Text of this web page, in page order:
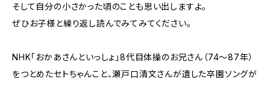
そして自分の小さかった頃のことも思い出しますよ。
ぜひお子様と繰り返し読んでみてみてください。
NHK「おかあさんといっしょ」8代目体操のお兄さん（74～87年）
をつとめたセトちゃんこと、瀬戸口清文さんが遺した卒園ソングが